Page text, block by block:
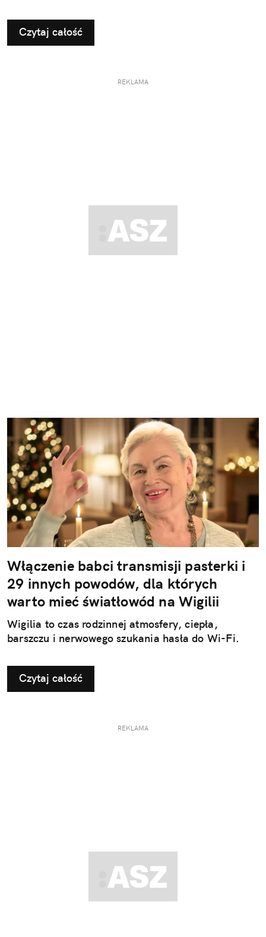
Czytaj całość
REKLAMA
Włączenie babci transmisji pasterki i
29 innych powodów, dla których
warto mieć światłowód na Wigilii
Wigilia to czas rodzinnej atmosfery, ciepła,
barszczu i nerwowego szukania hasła do Wi-Fi.
Czytaj całość
REKLAMA